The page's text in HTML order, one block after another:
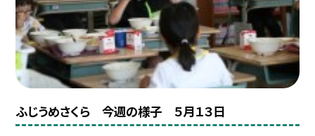
ふじうめさくら 今週の様子 ５月１３日